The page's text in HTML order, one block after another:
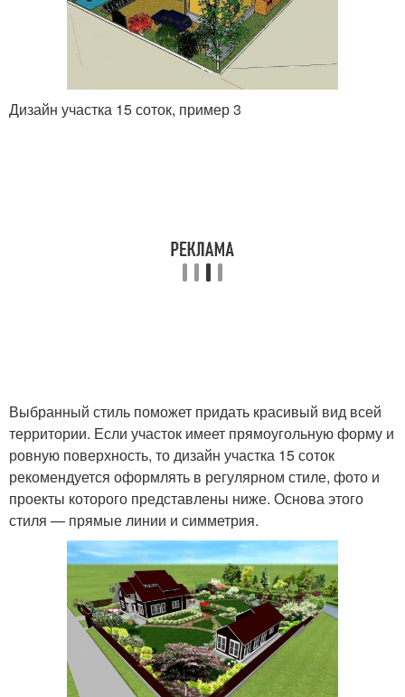
Дизайн участка 15 соток, пример 3
Выбранный стиль поможет придать красивый вид всей
территории. Если участок имеет прямоугольную форму и
ровную поверхность, то дизайн участка 15 соток
рекомендуется оформлять в регулярном стиле, фото и
проекты которого представлены ниже. Основа этого
стиля — прямые линии и симметрия.